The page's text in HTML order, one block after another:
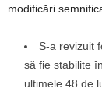
modificări
S-a revizuit
să fie stabilite
ultimele 48 de